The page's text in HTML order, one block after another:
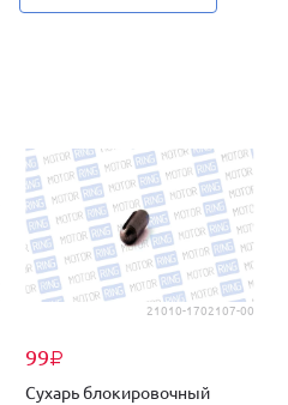
21010-1702107-00
99₽
Сухарь блокировочный